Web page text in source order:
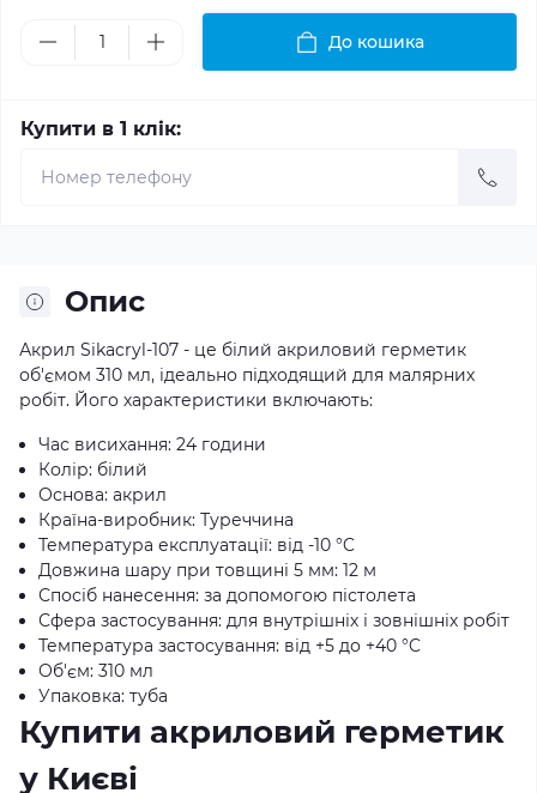
До кошика
Купити в 1 клік:
Опис
Акрил Sikacryl-107 - це білий акриловий герметик
об'ємом 310 мл, ідеально підходящий для малярних
робіт. Його характеристики включають:
Час висихання: 24 години
Колір: білий
Основа: акрил
Країна-виробник: Туреччина
Температура експлуатації: від -10 °C
Довжина шару при товщині 5 мм: 12 м
Спосіб нанесення: за допомогою пістолета
Сфера застосування: для внутрішніх і зовнішніх робіт
Температура застосування: від +5 до +40 °C
Об'єм: 310 мл
Упаковка: туба
Купити акриловий герметик
у Києві